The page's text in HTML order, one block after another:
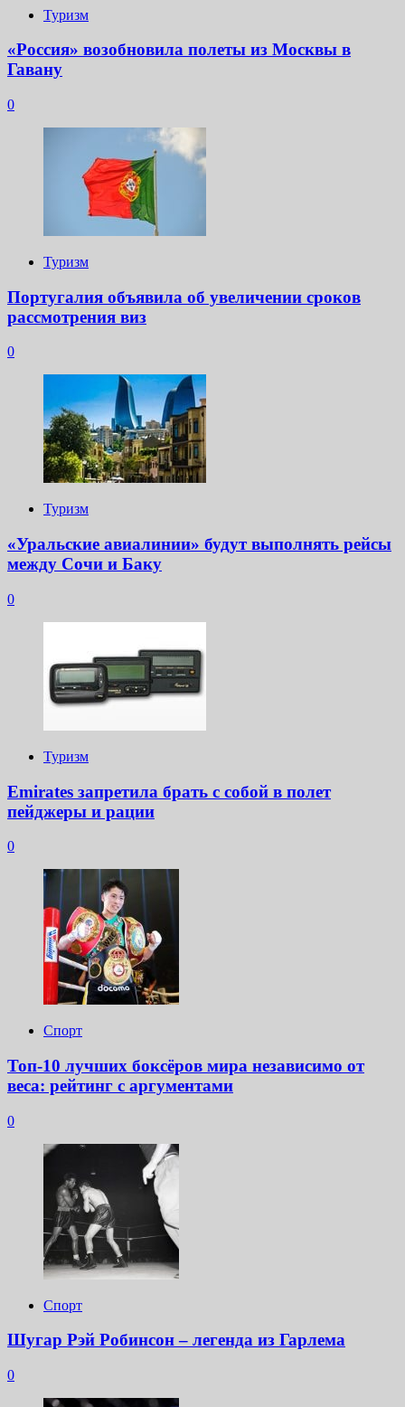
Туризм
«Россия» возобновила полеты из Москвы в
Гавану
0
Туризм
Португалия объявила об увеличении сроков
рассмотрения виз
0
Туризм
«Уральские авиалинии» будут выполнять рейсы
между Сочи и Баку
0
Туризм
Emirates запретила брать с собой в полет
пейджеры и рации
0
Спорт
Топ-10 лучших боксёров мира независимо от
веса: рейтинг с аргументами
0
Спорт
Шугар Рэй Робинсон – легенда из Гарлема
0